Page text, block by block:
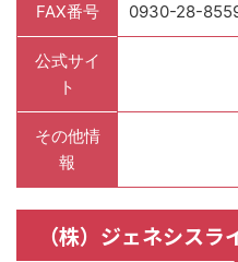
FAX番号 0930-28-
公式サイ
ト
その他情
報
（株）ジェネシス